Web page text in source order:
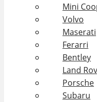
Mini
Volvo
Maserati
Ferarri
Bentley
Land
Porsche
Subaru